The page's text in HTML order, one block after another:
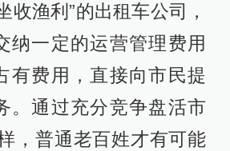
收渔利”的出租车公司，
纳一定的运营管理费用
有费用，直接向市民提
。通过充分竞争盘活市
，普通老百姓才有可能